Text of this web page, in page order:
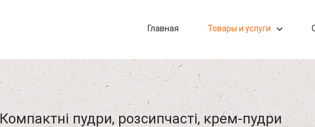
Главная Товары и услуги
Компактні пудри, розсипчасті, крем-пудри